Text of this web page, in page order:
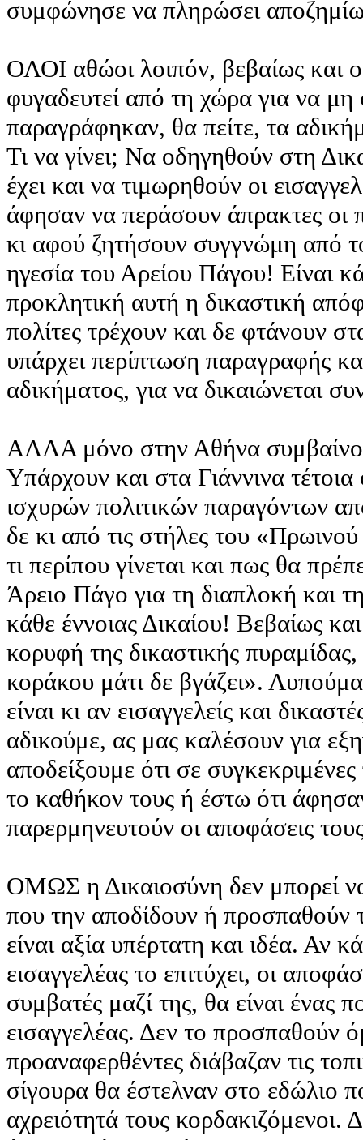
συμφώνησε να πληρώσει
ΟΛΟΙ αθώοι λοιπόν, βεβαίως και
φυγαδευτεί από τη χώρα για να
παραγράφηκαν, θα πείτε, τα
Τι να γίνει; Να οδηγηθούν στη
έχει και να τιμωρηθούν οι
άφησαν να περάσουν άπρακτες οι
κι αφού ζητήσουν συγγνώμη από
ηγεσία του Αρείου Πάγου! Είναι
προκλητική αυτή η δικαστική
πολίτες τρέχουν και δε φτάνουν
υπάρχει περίπτωση παραγραφής
αδικήματος, για να δικαιώνεται
ΑΛΛΑ μόνο στην Αθήνα
Υπάρχουν και στα Γιάννινα
ισχυρών πολιτικών παραγόντων
δε κι από τις στήλες του
τι περίπου γίνεται και πως θα
Άρειο Πάγο για τη διαπλοκή και
κάθε έννοιας Δικαίου! Βεβαίως
κορυφή της δικαστικής
κοράκου μάτι δε βγάζει».
είναι κι αν εισαγγελείς και
αδικούμε, ας μας καλέσουν για
αποδείξουμε ότι σε
το καθήκον τους ή έστω ότι
παρερμηνευτούν οι αποφάσεις
ΟΜΩΣ η Δικαιοσύνη δεν μπορεί
που την αποδίδουν ή προσπαθούν
είναι αξία υπέρτατη και ιδέα. Αν
εισαγγελέας το επιτύχει, οι
συμβατές μαζί της, θα είναι ένας
εισαγγελέας. Δεν το προσπαθούν
προαναφερθέντες διάβαζαν τις
σίγουρα θα έστελναν στο εδώλιο
αχρειότητά τους κορδακιζόμενοι.